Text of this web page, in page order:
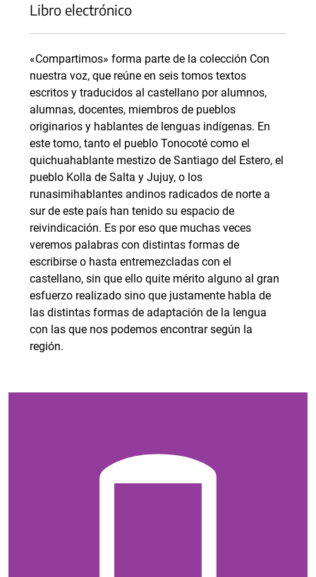
Libro electrónico
«Compartimos» forma parte de la colección Con
nuestra voz, que reúne en seis tomos textos
escritos y traducidos al castellano por alumnos,
alumnas, docentes, miembros de pueblos
originarios y hablantes de lenguas indígenas. En
este tomo, tanto el pueblo Tonocoté como el
quichuahablante mestizo de Santiago del Estero, el
pueblo Kolla de Salta y Jujuy, o los
runasimihablantes andinos radicados de norte a
sur de este país han tenido su espacio de
reivindicación. Es por eso que muchas veces
veremos palabras con distintas formas de
escribirse o hasta entremezcladas con el
castellano, sin que ello quite mérito alguno al gran
esfuerzo realizado sino que justamente habla de
las distintas formas de adaptación de la lengua
con las que nos podemos encontrar según la
región.